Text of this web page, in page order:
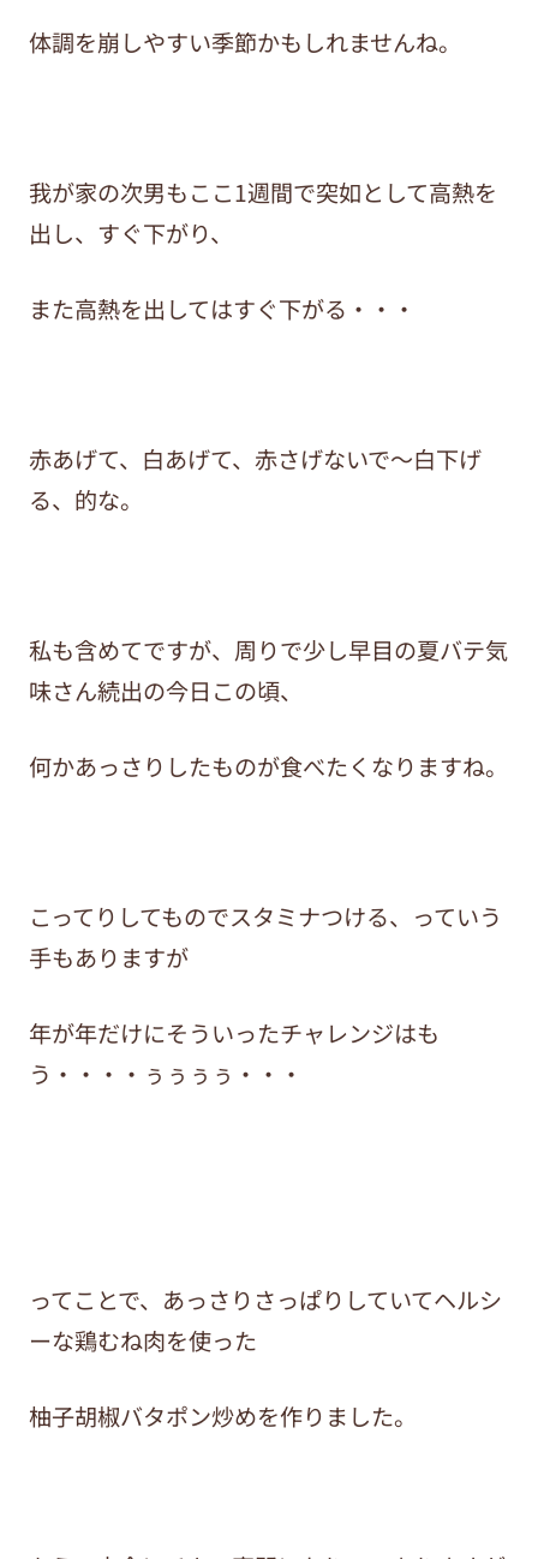
体調を崩しやすい季節かもしれませんね。
我が家の次男もここ1週間で突如として高熱を
出し、すぐ下がり、
また高熱を出してはすぐ下がる・・・
赤あげて、白あげて、赤さげないで〜白下げ
る、的な。
私も含めてですが、周りで少し早目の夏バテ気
味さん続出の今日この頃、
何かあっさりしたものが食べたくなりますね。
こってりしてものでスタミナつける、っていう
手もありますが
年が年だけにそういったチャレンジはも
う・・・・ぅぅぅぅ・・・
ってことで、あっさりさっぱりしていてヘルシ
ーな鶏むね肉を使った
柚子胡椒バタポン炒めを作りました。